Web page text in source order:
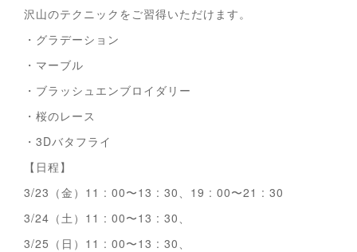
沢山のテクニックをご習得いただけます。
・グラデーション
・マーブル
・ブラッシュエンブロイダリー
・桜のレース
・3Dバタフライ
【日程】
3/23（金）11 : 00〜13 : 30、19 : 00〜21 : 30
3/24（土）11 : 00〜13 : 30、
3/25（日）11 : 00〜13 : 30、